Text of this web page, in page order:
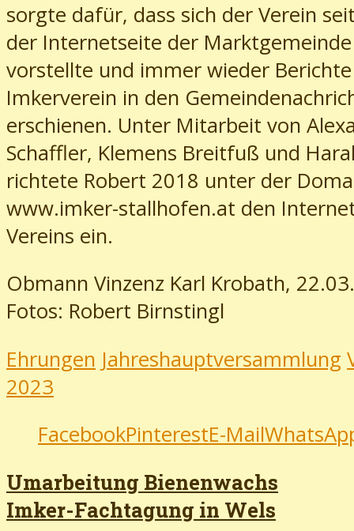
sorgte dafür, dass sich der Verein
der Internetseite der
vorstellte und immer wieder
Imkerverein in den
erschienen. Unter Mitarbeit von
Schaffler, Klemens Breitfuß und
richtete Robert 2018 unter der
www.imker-stallhofen.at den
Vereins ein.
Obmann Vinzenz Karl Krobath,
Fotos: Robert Birnstingl
Ehrungen Jahreshauptversammlung
2023
FacebookPinterestE-Mail
Umarbeitung Bienenwachs
Imker-Fachtagung in Wels